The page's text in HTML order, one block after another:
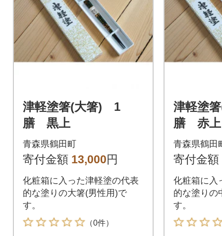
津軽塗箸(大箸) 1
膳 黒上
青森県鶴田町
寄付金額 13,000円
化粧箱に入った津軽塗の代表
的な塗りの大箸(男性用)で
す。
（0件）
津軽塗
膳 赤上
青森県鶴田
寄付金額
化粧箱に入
的な塗りの
す。